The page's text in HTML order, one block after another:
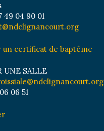
49 04 90 01
un certificat de baptême
UNE SALLE
06 51